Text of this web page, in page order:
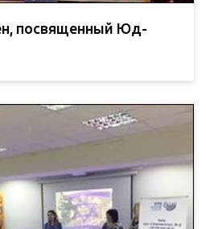
посвященный Юд-